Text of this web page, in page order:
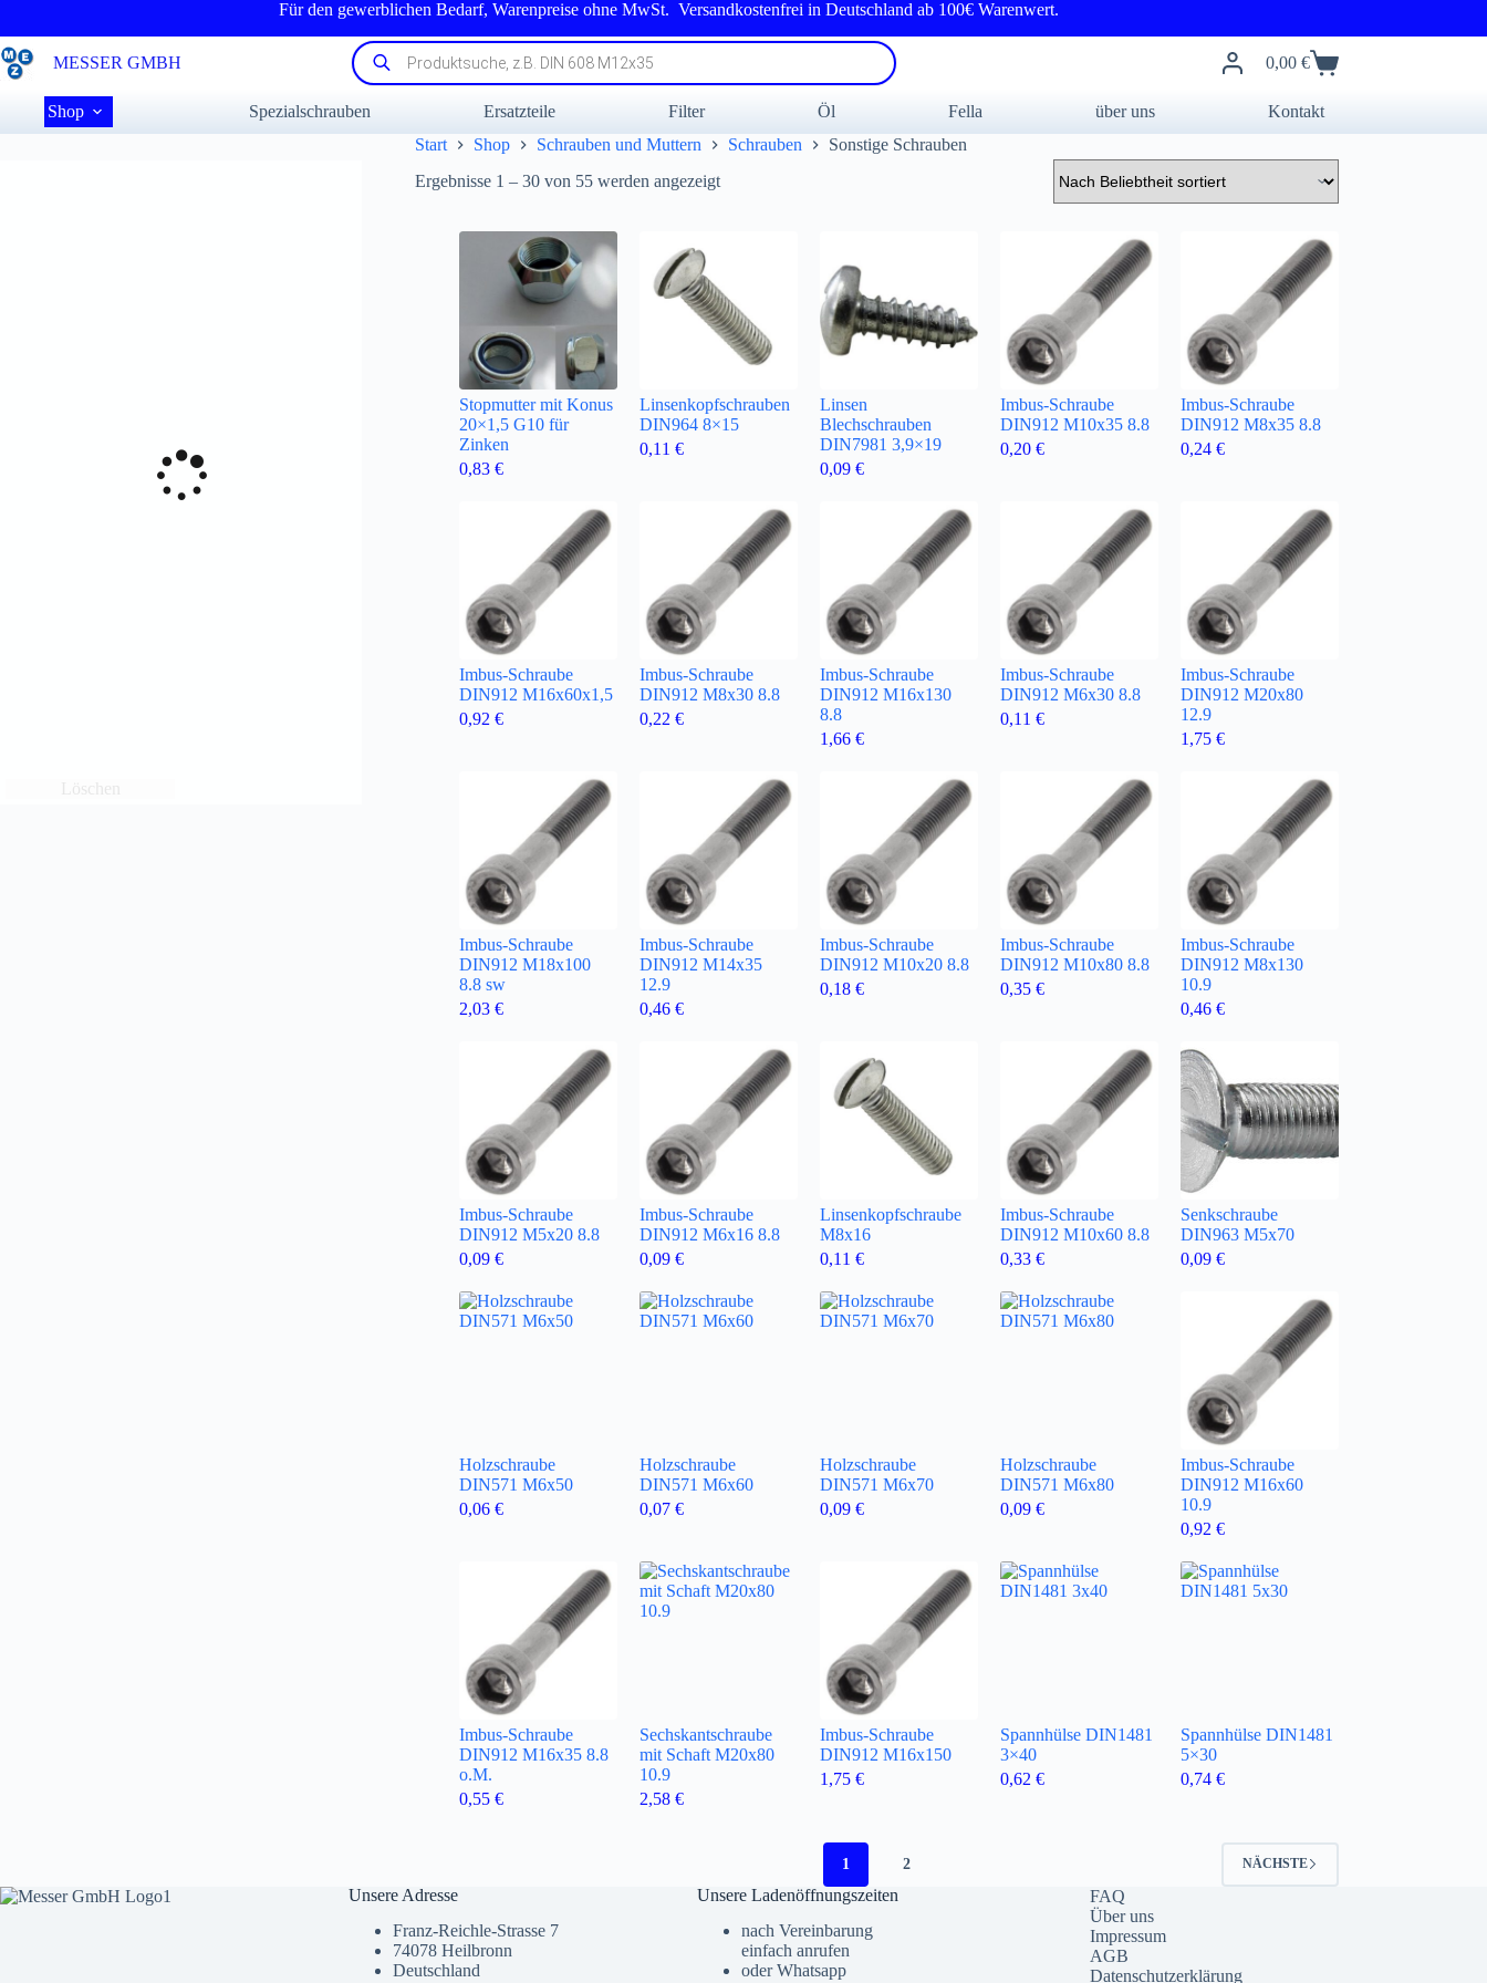
springen
Für den gewerblichen Bedarf, Warenpreise ohne MwSt. Versandkostenfrei in Deutschland ab 100€ Warenwert.
MESSER GMBH
Products
search
Warenkorb
0,00 €
Shop Spezialschrauben Ersatzteile Filter Öl Fella über uns
Kontakt
Start
Shop Schrauben und Muttern Schrauben
Sonstige Schrauben
Ergebnisse 1 – 30 von 55 werden angezeigtNach
Stopmutter mit Konus
20×1,5 G10 für
Zinken
0,83 €
Linsenkopfschrauben
DIN964 8×15
0,11 €
Linsen
Blechschrauben
DIN7981 3,9×19
0,09 €
Imbus-Schraube
DIN912 M10x35 8.8
0,20 €
Imbus-Schraube
DIN912 M8x35 8.8
0,24 €
Imbus-Schraube
DIN912 M16x60x1,5
0,92 €
Imbus-Schraube
DIN912 M8x30 8.8
0,22 €
Imbus-Schraube
DIN912 M16x130
8.8
1,66 €
Imbus-Schraube
DIN912 M6x30 8.8
0,11 €
Imbus-Schraube
DIN912 M20x80
12.9
1,75 €
Imbus-Schraube
DIN912 M18x100
8.8 sw
2,03 €
Imbus-Schraube
DIN912 M14x35
12.9
0,46 €
Imbus-Schraube
DIN912 M10x20 8.8
0,18 €
Imbus-Schraube
DIN912 M10x80 8.8
0,35 €
Imbus-Schraube
DIN912 M8x130
10.9
0,46 €
Imbus-Schraube
DIN912 M5x20 8.8
0,09 €
Imbus-Schraube
DIN912 M6x16 8.8
0,09 €
Linsenkopfschraube
M8x16
0,11 €
Imbus-Schraube
DIN912 M10x60 8.8
0,33 €
Senkschraube
DIN963 M5x70
0,09 €
Holzschraube
DIN571 M6x50
0,06 €
Holzschraube
DIN571 M6x60
0,07 €
Holzschraube
DIN571 M6x70
0,09 €
Holzschraube
DIN571 M6x80
0,09 €
Imbus-Schraube
DIN912 M16x60
10.9
0,92 €
Imbus-Schraube
DIN912 M16x35 8.8
o.M.
0,55 €
Sechskantschraube
mit Schaft M20x80
10.9
2,58 €
Imbus-Schraube
DIN912 M16x150
1,75 €
Spannhülse DIN1481
3×40
0,62 €
Spannhülse DIN1481
5×30
0,74 €
1 2 NÄCHSTE
Unsere Adresse
Franz-Reichle-Strasse 7
74078 Heilbronn
Deutschland
Unsere Ladenöffnungszeiten
nach Vereinbarung
einfach anrufen
oder Whatsapp
FAQ
Über uns
Impressum
AGB
Datenschutzerklärung